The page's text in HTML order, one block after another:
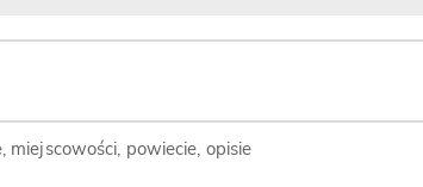
powiecie, opisie